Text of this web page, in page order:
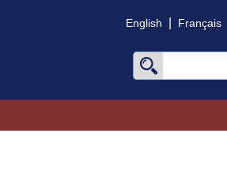
English | Français